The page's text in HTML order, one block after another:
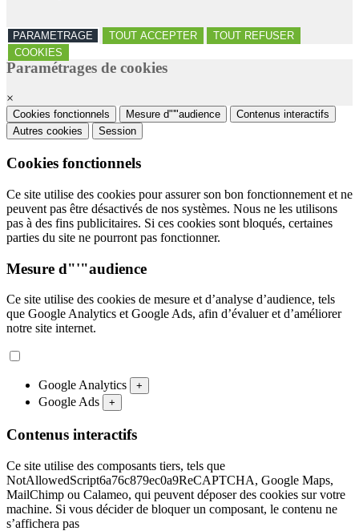
PARAMETRAGE TOUT ACCEPTER
TOUT REFUSER
COOKIES
Paramétrages de cookies
×
Cookies fonctionnels Mesure d"'"audience
Contenus interactifs
Autres cookies
Session
Cookies fonctionnels
Ce site utilise des cookies pour assurer son bon fonctionnement et ne
peuvent pas être désactivés de nos systèmes. Nous ne les utilisons
pas à des fins publicitaires. Si ces cookies sont bloqués, certaines
parties du site ne pourront pas fonctionner.
Mesure d"'"audience
Ce site utilise des cookies de mesure et d’analyse d’audience, tels
que Google Analytics et Google Ads, afin d’évaluer et d’améliorer
notre site internet.
Google Analytics +
Google Ads +
Contenus interactifs
Ce site utilise des composants tiers, tels que
NotAllowedScript6a76c879ec0a9ReCAPTCHA, Google Maps,
MailChimp ou Calameo, qui peuvent déposer des cookies sur votre
machine. Si vous décider de bloquer un composant, le contenu ne
s’affichera pas